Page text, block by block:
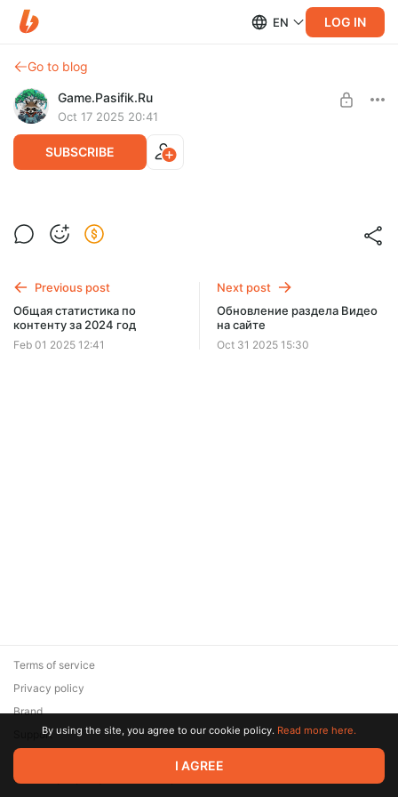
EN LOG IN
Go to blog
Game.Pasifik.Ru
Oct 17 2025 20:41
SUBSCRIBE
Прохождение побочного задания игры
The Elder Scrolls III: Morrowind - Кольцо
Прохождение побочного задания игры The Elder Scrolls III:
Morrowind - Кольцо Фаргота
SUBSCRIBE
Previous post
Общая статистика по
контенту за 2024 год
Feb 01 2025 12:41
Next post
Обновление раздела Видео
на сайте
Oct 31 2025 15:30
© 2026 Zaya Solutions Limited. All rights reserved. All trademarks
are the property of their respective owners.
Terms of service
Privacy policy
Brand
SupportBy using the site, you agree to our cookie policy. Read more here.
I AGREE